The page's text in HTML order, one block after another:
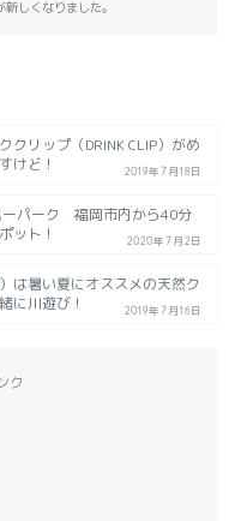
しくなりました。
クリップ（DRINK CLIP）がめ
けど！
2019年7月18日
ーパーク 福岡市内から40分
ット！
2020年7月2日
は暑い夏にオススメの天然ク
に川遊び！
2019年7月16日
ク